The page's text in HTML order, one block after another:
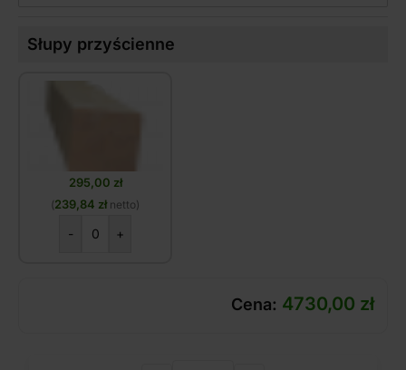
Słupy przyścienne
295,00 zł
(239,84 złnetto)
- +
Cena: 4730,00 zł